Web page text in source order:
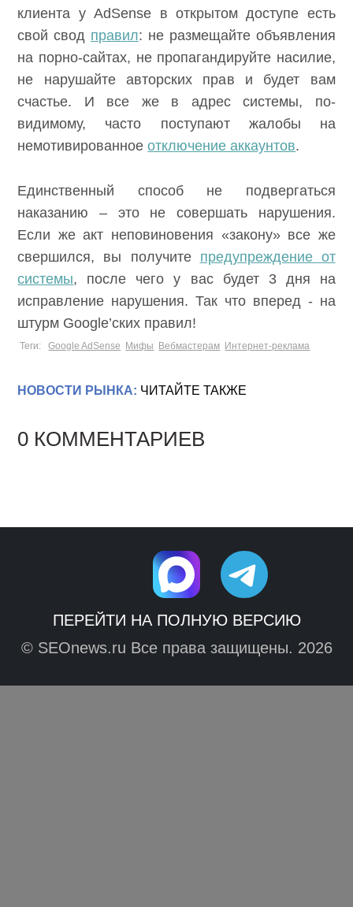
клиента у AdSense в открытом доступе есть
свой свод правил: не размещайте объявления
на порно-сайтах, не пропагандируйте насилие,
не нарушайте авторских прав и будет вам
счастье. И все же в адрес системы, по-
видимому, часто поступают жалобы на
немотивированноеотключение аккаунтов.
Единственный способ не подвергаться
наказанию – это не совершать нарушения.
Если же акт неповиновения «закону» все же
свершился, вы получите предупреждение от
системы, после чего у вас будет 3 дня на
исправление нарушения. Так что вперед - на
штурм Google’ских правил!
Теги: Google AdSense Мифы Вебмастерам Интернет-реклама
НОВОСТИ РЫНКА: ЧИТАЙТЕ ТАКЖЕ
0 КОММЕНТАРИЕВ
ПЕРЕЙТИ НА ПОЛНУЮ ВЕРСИЮ
© SEOnews.ru Все права защищены. 2026